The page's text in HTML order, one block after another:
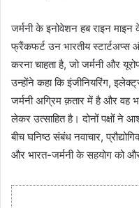
जर्मनी के इनोवेशन हब राइन
फ्रैंकफर्ट उन भारतीय स्टार्टअप्स
करना चाहता है, जो जर्मनी और
उन्होंने कहा कि इंजीनियरिंग,
जर्मनी अग्रिम क़तार में है और वह
लेकर उत्साहित है। दोनों पक्षों ने
बीच घनिष्ठ संबंध नवाचार,
और भारत-जर्मनी के सहयोग को